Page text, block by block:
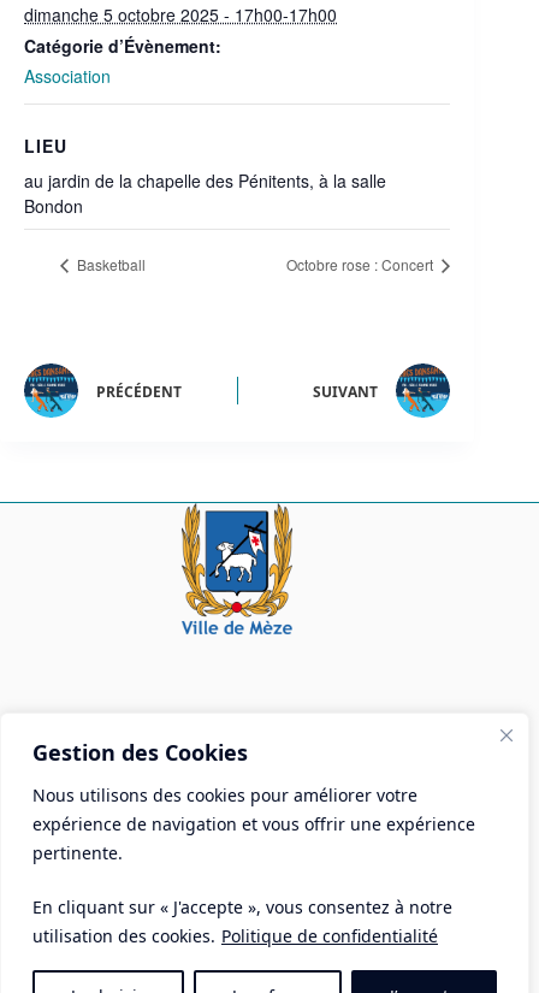
Gestion des Cookies
Nous utilisons des cookies pour améliorer votre
expérience de navigation et vous offrir une expérience
pertinente.
En cliquant sur « J'accepte », vous consentez à notre
utilisation des cookies. Politique de confidentialité
dimanche 5 octobre 2025 - 17h00-17h00
Catégorie d’Évènement:
Association
LIEU
au jardin de la chapelle des Pénitents, à la salle
Bondon
Basketball Octobre rose : Concert
PRÉCÉDENT SUIVANT
Mairie de Mèze
Place Aristide Briand - BP 28 34140 Mèze
Tél :04 67 18 30 30
Mail :